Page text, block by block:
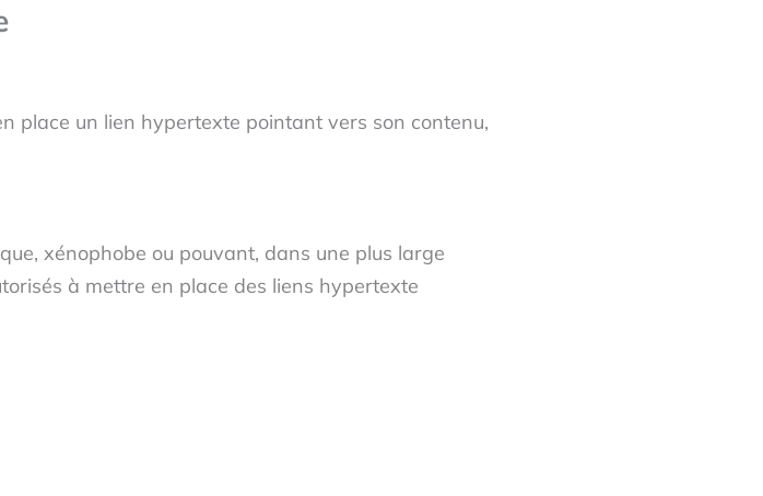
place un lien hypertexte pointant vers son contenu,
xénophobe ou pouvant, dans une plus large
à mettre en place des liens hypertexte